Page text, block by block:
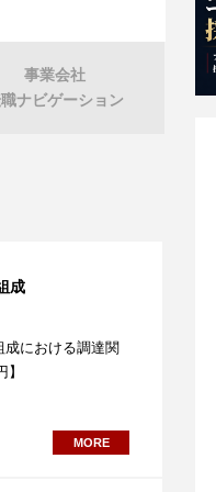
事業会社
ナビゲーション
成
成における調達関
MORE